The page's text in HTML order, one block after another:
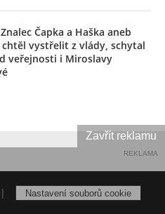
Znalec Čapka a Haška aneb
chtěl vystřelit z vlády, schytal
veřejnosti i Miroslavy
REKLAMA
| Nastavení souborů cookie
Zavřít reklamu